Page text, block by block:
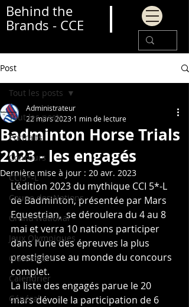
Behind the
Brands - CCE
Post
Tout les posts
Portraits
Concours
CCI5*-L
Coupe des Nations
Grand National
Jeux Olympiques
Classement
Calendrier
Général
Tout les posts
Badminton Horse Trials
2023 - les engagés
Administrateur
22 mars 2023 1 min de lecture
Dernière mise à jour : 20 avr. 2023
L’édition 2023 du mythique CCI 5*-L
de Badminton, présentée par Mars
Equestrian,  se déroulera du 4 au 8
mai et verra 10 nations participer
dans l’une des épreuves la plus
prestigieuse au monde du concours
complet.
La liste des engagés parue le 20
mars dévoile la participation de 6